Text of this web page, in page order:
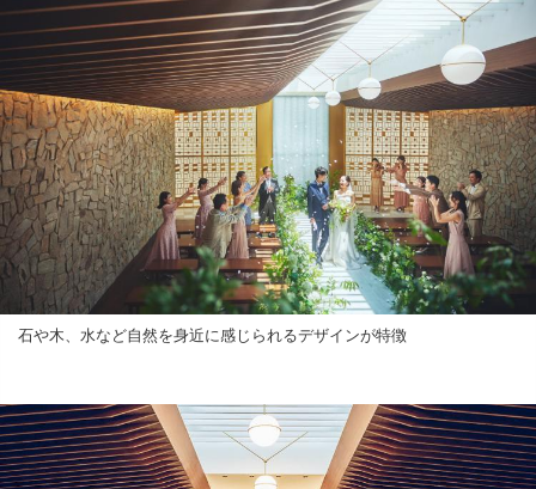
石や木、水など自然を身近に感じられるデザインが特徴